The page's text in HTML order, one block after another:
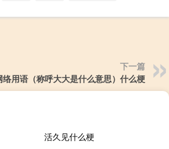
下一篇
用语（称呼大大是什么意思）什么梗
活久见什么梗